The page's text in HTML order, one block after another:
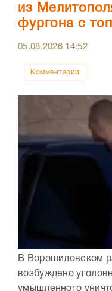
из
фургона с
05.08.2026 14:52
Комментарии
В Ворошиловском
возбуждено
умышленного